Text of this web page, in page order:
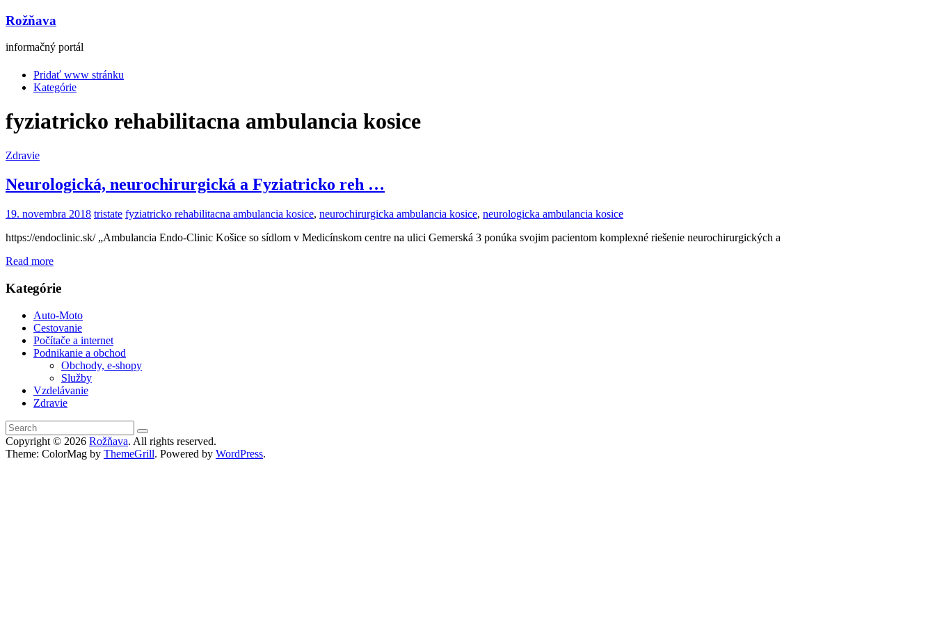
Rožňava
informačný portál
Pridať www stránku
Kategórie
fyziatricko rehabilitacna ambulancia kosice
Zdravie
Neurologická, neurochirurgická a Fyziatricko reh …
19. novembra 2018 tristate fyziatricko rehabilitacna ambulancia kosice, neurochirurgicka ambulancia kosice, neurologicka ambulancia kosice
https://endoclinic.sk/ „Ambulancia Endo-Clinic Košice so sídlom v Medicínskom centre na ulici Gemerská 3 ponúka svojim pacientom komplexné riešenie neurochirurgických a
Read more
Kategórie
Auto-Moto
Cestovanie
Počítače a internet
Podnikanie a obchod
Obchody, e-shopy
Služby
Vzdelávanie
Zdravie
Copyright © 2026 Rožňava. All rights reserved.
Theme: ColorMag by ThemeGrill. Powered by WordPress.